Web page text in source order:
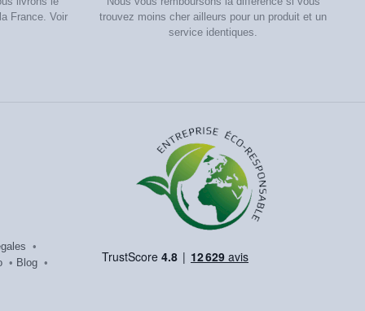
France. Voir
trouvez moins cher ailleurs pour un produit et un
service identiques.
•
• Blog •